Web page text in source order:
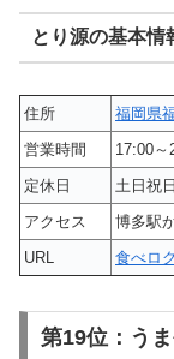
とり源の基本情
住所
福岡県
営業時間
17:00～
定休日
土日祝日
アクセス
博多駅
URL
食べロ
第19位：う